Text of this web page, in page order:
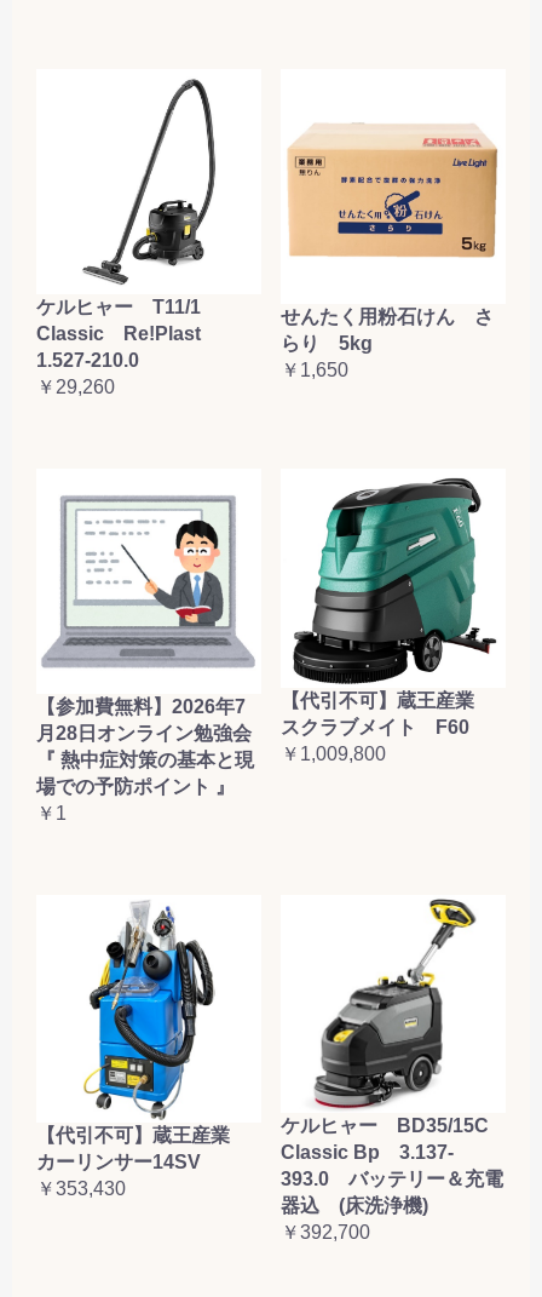
ケルヒャー T11/1
Classic Re!Plast
1.527-210.0
￥29,260
せんたく用粉石けん さ
らり 5kg
￥1,650
【参加費無料】2026年7
月28日オンライン勉強会
『 熱中症対策の基本と現
場での予防ポイント 』
￥1
【代引不可】蔵王産業
スクラブメイト F60
￥1,009,800
【代引不可】蔵王産業
カーリンサー14SV
￥353,430
ケルヒャー BD35/15C
Classic Bp 3.137-
393.0 バッテリー＆充電
器込 (床洗浄機)
￥392,700